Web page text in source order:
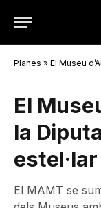
Planes » El Museu
El
la
estel·lar
El MAMT se